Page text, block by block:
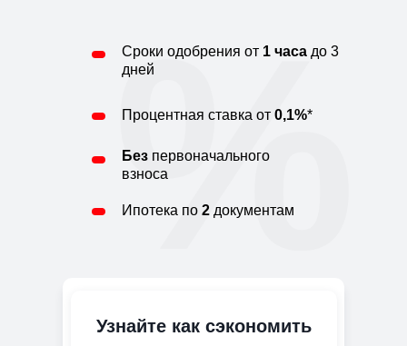
%
Сроки одобрения от 1 часа до 3
дней
Без первоначального
взноса
Процентная ставка от 0,1%*
Ипотека по 2 документам
Узнайте как сэкономить